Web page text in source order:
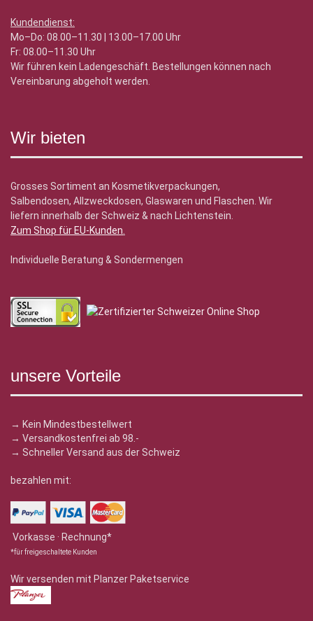
Kundendienst:
Mo–Do: 08.00–11.30 | 13.00–17.00 Uhr
Fr: 08.00–11.30 Uhr
Wir führen kein Ladengeschäft. Bestellungen können nach
Vereinbarung abgeholt werden.
Wir bieten
Grosses Sortiment an Kosmetikverpackungen,
Salbendosen, Allzweckdosen, Glaswaren und Flaschen. Wir
liefern innerhalb der Schweiz & nach Lichtenstein.
Zum Shop für EU-Kunden.
Individuelle Beratung & Sondermengen
unsere Vorteile
→ Kein Mindestbestellwert
→ Versandkostenfrei ab 98.-
→ Schneller Versand aus der Schweiz
bezahlen mit:
Vorkasse · Rechnung*
*für freigeschaltete Kunden
Wir versenden mit Planzer Paketservice